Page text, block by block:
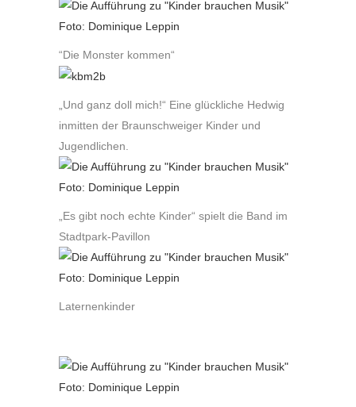
“Die Monster kommen“
„Und ganz doll mich!“ Eine glückliche Hedwig
inmitten der Braunschweiger Kinder und
Jugendlichen.
„Es gibt noch echte Kinder“ spielt die Band im
Stadtpark-Pavillon
Laternenkinder